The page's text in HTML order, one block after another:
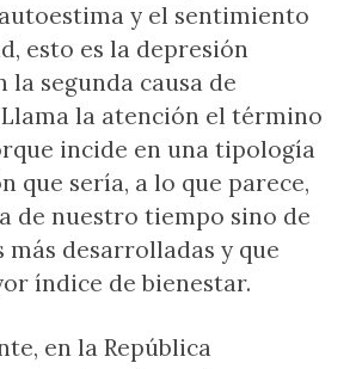
y el sentimiento
esto es la depresión
la segunda causa de
la atención el término
incide en una tipología
que sería, a lo que parece,
de nuestro tiempo sino de
más desarrolladas y que
índice de bienestar.
en la República